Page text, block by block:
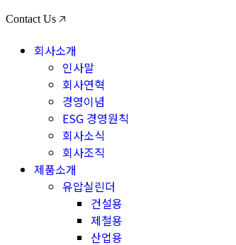
Contact Us 🡥
회사소개
인사말
회사연혁
경영이념
ESG 경영원칙
회사소식
회사조직
제품소개
유압실린더
건설용
제철용
산업용